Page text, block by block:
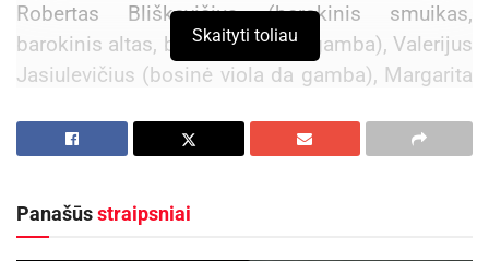
Robertas Bliškevičius (barokinis smuikas,
barokinis altas, bosinė viola da gamba), Valerijus
Jasiulevičius (bosinė viola da gamba), Margarita
(klavesinas).
Aktualios
Skaityti toliau
Panašūsstraipsniai